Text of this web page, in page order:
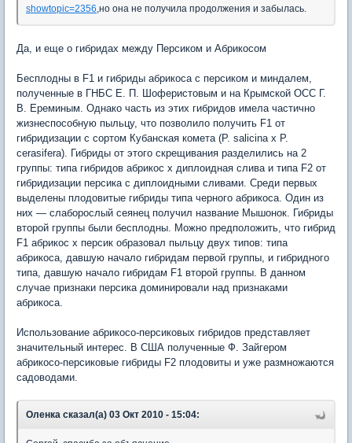
showtopic=2356,но она не получила продолжения и забылась.
Да, и еще о гибридах между Персиком и Абрикосом
Бесплодны в F1 и гибриды абрикоса с персиком и миндалем,
полученные в ГНБС Е. П. Шоферистовым и на Крымской ОСС Г.
В. Ереминым. Однако часть из этих гибридов имела частично
жизнеспособную пыльцу, что позволило получить F1 от
гибридизации с сортом Кубанская комета (P. salicina x P.
cerasifera). Гибриды от этого скрещивания разделились на 2
группы: типа гибридов абрикос х диплоидная слива и типа F2 от
гибридизации персика с диплоидными сливами. Среди первых
выделены плодовитые гибриды типа черного абрикоса. Один из
них — слаборослый сеянец получил название Мышонок. Гибриды
второй группы были бесплодны. Можно предположить, что гибрид
F1 абрикос х персик образовал пыльцу двух типов: типа
абрикоса, давшую начало гибридам первой группы, и гибридного
типа, давшую начало гибридам F1 второй группы. В данном
случае признаки персика доминировали над признаками
абрикоса.
Использование абрикосо-персиковых гибридов представляет
значительный интерес. В США полученные Ф. Зайгером
абрикосо-персиковые гибриды F2 плодовиты и уже размножаются
садоводами.
Оленка сказал(а) 03 Окт 2010 - 15:04: